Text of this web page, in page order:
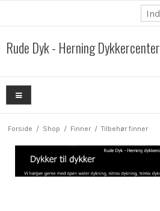
Rude Dyk - Herning Dykkercenter
Forside / Shop / Finner / Tilbehør finner